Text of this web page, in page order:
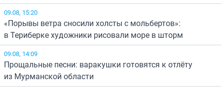
09.08, 15:20
«Порывы ветра сносили холсты с мольбертов»:
в Териберке художники рисовали море в шторм
09.08, 14:09
Прощальные песни: варакушки готовятся к отлёту
из Мурманской области